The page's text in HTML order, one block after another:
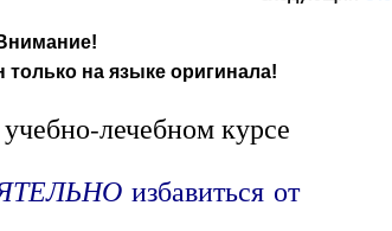
на языке оригинала!
лечебном курсе
избавиться от